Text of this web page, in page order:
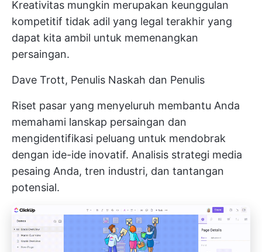
Kreativitas mungkin merupakan keunggulan
kompetitif tidak adil yang legal terakhir yang
dapat kita ambil untuk memenangkan
persaingan.
Dave Trott, Penulis Naskah dan Penulis
Riset pasar yang menyeluruh membantu Anda
memahami lanskap persaingan dan
mengidentifikasi peluang untuk mendobrak
dengan ide-ide inovatif. Analisis strategi media
pesaing Anda, tren industri, dan tantangan
potensial.